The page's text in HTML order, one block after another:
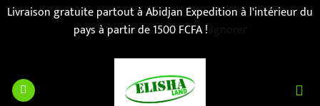
Livraison gratuite partout à Abidjan Expedition à l'intérieur du
pays à partir de 1500 FCFA !
contenu